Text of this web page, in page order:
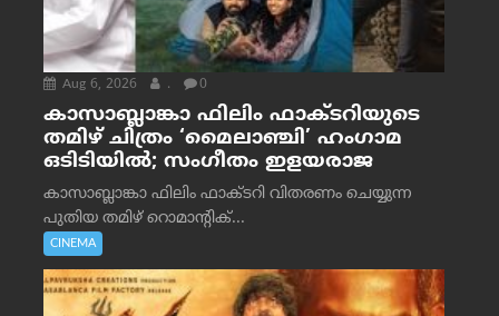
Aug 6, 2026 . 0
കാസാബ്ലാങ്കാ ഫിലിം ഫാക്ടറിയുടെ
തമിഴ് ചിത്രം ‘മൈലാഞ്ചി’ ഹംഗാമ
ഒടിടിയിൽ; സംഗീതം ഇളയരാജ
കാസാബ്ലാങ്കാ ഫിലിം ഫാക്ടറി വിതരണം ചെയ്യുന്ന
പുതിയ തമിഴ് റൊമാന്റിക്...
CINEMA